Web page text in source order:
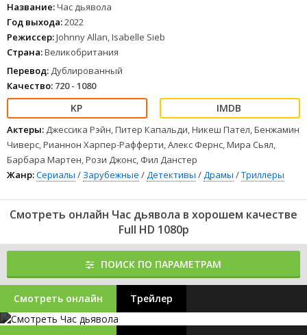
Название:Час дьявола
Год выхода:2022
Режиссер:Johnny Allan, Isabelle Sieb
Страна:Великобритания
Перевод: Дублированный
Качество: 720 - 1080
Актеры: Джессика Рэйн, Питер Капальди, Никеш Пател, Бенжамин
Чиверс, Рианнон Харпер-Рафферти, Алекс Фернс, Мира Сьял,
Барбара Мартен, Рози Джонс, Фил Данстер
Жанр:Сериалы / Зарубежные /Детективы /Драмы /Триллеры
Смотреть онлайн Час дьявола в хорошем качестве
Full HD 1080p
ПОИСК ПО ПАРАМЕТРАМ
Смотреть онлайн Трейлер